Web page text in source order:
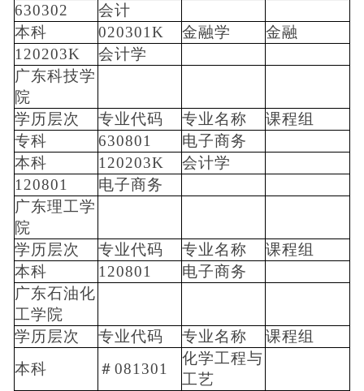
630302
会计
本科
020301K 金融学
金融
120203K
会计学
广东科技学
院
学历层次
专业代码 专业名称
课程组
专科
630801
电子商务
本科
120203K
会计学
120801
电子商务
广东理工学
院
学历层次
专业代码 专业名称
课程组
本科
120801
电子商务
广东石油化
工学院
学历层次
专业代码 专业名称
课程组
本科
＃081301
化学工程与
工艺